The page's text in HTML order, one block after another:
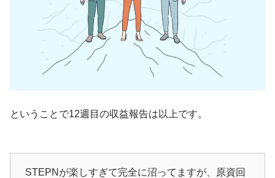
ということで12週目の収益報告は以上です。
STEPNが楽しすぎて完全に沼ってますが、原資回